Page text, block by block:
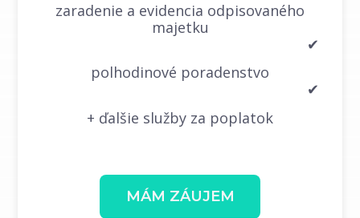
zaradenie a evidencia odpisovaného
majetku
✔
polhodinové poradenstvo
✔
+ ďalšie služby za poplatok
MÁM ZÁUJEM